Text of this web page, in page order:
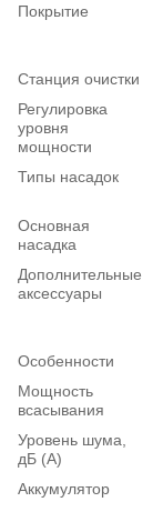
Покрытие
Станция очистки
Регулировка
уровня
мощности
Типы насадок
Основная
насадка
Дополнительные
аксессуары
Особенности
Мощность
всасывания
Уровень шума,
дБ (А)
Аккумулятор